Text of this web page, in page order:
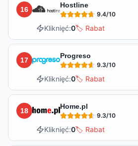
16
Hostline
9.4/10
Kliknięć:0🏷️ Rabat
17
Progreso
9.3/10
Kliknięć:0🏷️ Rabat
18
Home.pl
9.3/10
Kliknięć:0🏷️ Rabat